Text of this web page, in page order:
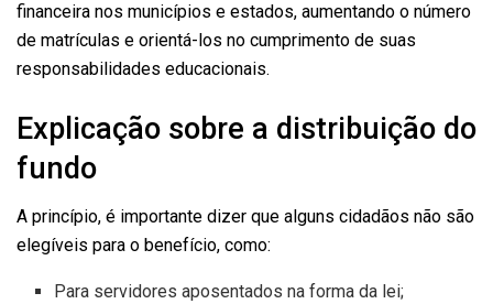
financeira nos municípios e estados, aumentando o número
de matrículas e orientá-los no cumprimento de suas
responsabilidades educacionais.
Explicação sobre a distribuição do
fundo
A princípio, é importante dizer que alguns cidadãos não são
elegíveis para o benefício, como:
Para servidores aposentados na forma da lei;